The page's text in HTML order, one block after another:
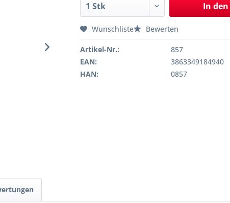
In den
Wunschliste Bewerten
Artikel-Nr.:
857
EAN:
3863349184940
HAN:
0857